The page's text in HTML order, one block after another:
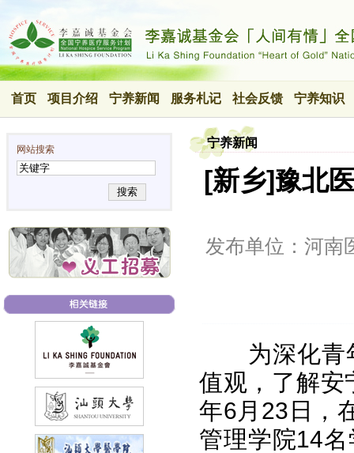
首页 项目介绍 宁养新闻 服务札记 社会反馈 宁养知识
网站搜索
搜索
宁养新闻
[新乡]豫北
发布单位：河南
为深化
值观，了解安
年6月23日，
管理学院14